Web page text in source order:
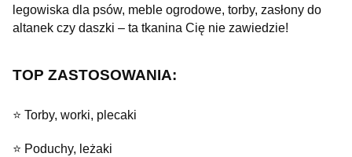
legowiska dla psów, meble ogrodowe, torby, zasłony do
altanek czy daszki – ta tkanina Cię nie zawiedzie!
TOP ZASTOSOWANIA:
⭐️ Torby, worki, plecaki
⭐️ Poduchy, leżaki